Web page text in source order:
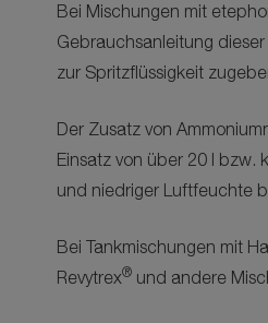
Bei Mischungen mit
Gebrauchsanleitung
zur Spritzflüssigkeit
Der Zusatz von
Einsatz von über 20 l bzw.
und niedriger Luftfeuchte
Bei Tankmischungen mit
Revytrex® und andere